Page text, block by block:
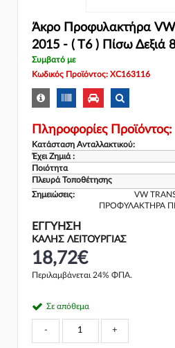
Άκρο Προφυλακτήρα VW
2015 - ( T6 ) Πίσω Δεξιά
Συμβατό με
Κωδικός Προϊόντος: XC163116
Πληροφορίες Προϊόντος:
Κατάσταση Ανταλλακτικού:
Έχει Ζημιά :
Ποιότητα
Πλευρά Τοποθέτησης
Σημειώσεις:
VW
ΠΡΟΦΥΛΑΚΤΗΡΑ
ΕΓΓΎΗΣΗ
ΚΑΛΗΣ ΛΕΙΤΟΥΡΓΙΑΣ
18,72€
Περιλαμβάνεται 24% ΦΠΑ.
Σε απόθεμα
- +